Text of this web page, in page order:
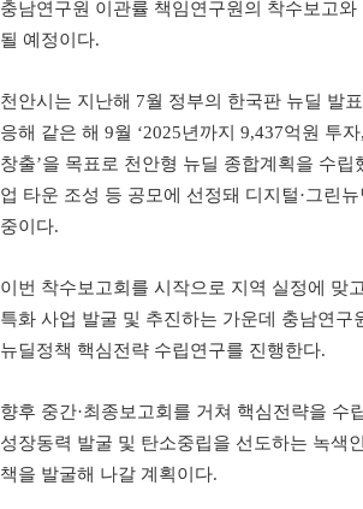
충남연구원 이관률 책임연구원의 착수보고와
될 예정이다.
천안시는 지난해 7월 정부의 한국판 뉴딜 발
응해 같은 해 9월 ‘2025년까지 9,437억원 투
창출’을 목표로 천안형 뉴딜 종합계획을 수립
업 타운 조성 등 공모에 선정돼 디지털·그린
중이다.
이번 착수보고회를 시작으로 지역 실정에 맞
특화 사업 발굴 및 추진하는 가운데 충남연구
뉴딜정책 핵심전략 수립연구를 진행한다.
향후 중간·최종보고회를 거쳐 핵심전략을 수
성장동력 발굴 및 탄소중립을 선도하는 녹색
책을 발굴해 나갈 계획이다.